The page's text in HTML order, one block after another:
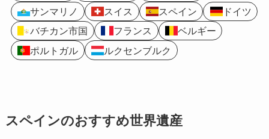
サンマリノ
スイス スペイン
ドイツ
バチカン市国
フランス
ベルギー
ポルトガル
ルクセンブルク
スペインのおすすめ世界遺産